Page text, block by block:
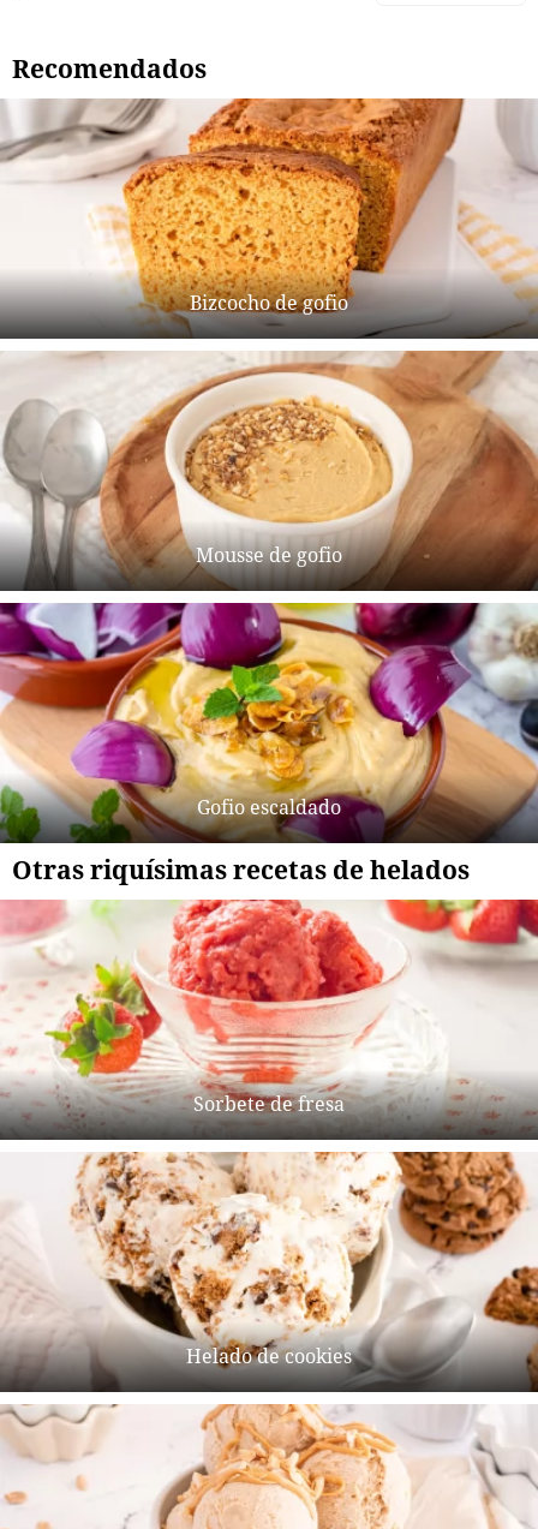
Recomendados
Bizcocho de gofio
Mousse de gofio
Gofio escaldado
Otras riquísimas recetas de helados
Sorbete de fresa
Helado de cookies